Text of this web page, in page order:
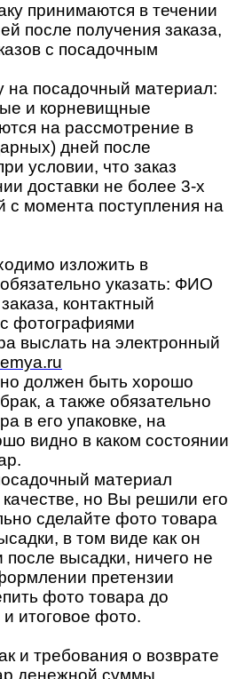
принимаются в течении
после получения заказа,
с посадочным
на посадочный материал:
и корневищные
на рассмотрение в
дней после
условии, что заказ
доставки не более 3-х
с момента поступления на
изложить в
указать: ФИО
контактный
фотографиями
выслать на электронный
должен быть хорошо
а также обязательно
в его упаковке, на
видно в каком состоянии
материал
но Вы решили его
сделайте фото товара
в том виде как он
высадки, ничего не
претензии
фото товара до
и итоговое фото.
и требования о возврате
денежной суммы